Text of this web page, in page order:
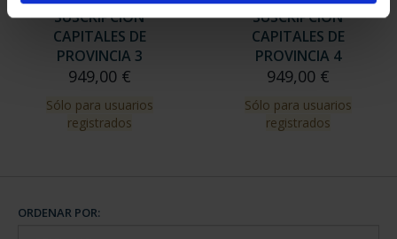
SUSCRIPCIÓN
CAPITALES DE
PROVINCIA 3
949,00 €
Sólo para usuarios
registrados
SUSCRIPCIÓN
CAPITALES DE
PROVINCIA 4
949,00 €
Sólo para usuarios
registrados
ORDENAR POR: